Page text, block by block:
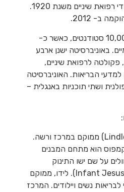
בפולנית משנת 1809, ולימודי רפואת שיניים משנת 1920.
ב- 2012.
באוניברסיטה לומדים כ- 10,000 סטודנטים, כאשר כ-
באוניברסיטה ישנן ארבע
לרפואת שיניים,
הבריאות. האוניברסיטה
בפולנית ושתי תוכניות באנגלית –
קמפוס לינדליה (Lindleya) ממוקם במרכז ורשה.
הוא מתחם המבנים
על שם ישו התינוק
(Infant Jesus Clinical Hospital). לידו, ממוקם
נשים ויילודים. המרכז